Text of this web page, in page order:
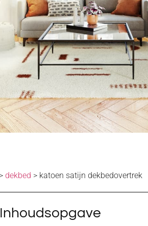
dekbed katoen satijn dekbedovertrek
Inhoudsopgave